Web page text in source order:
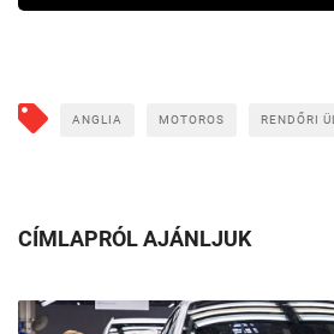
ANGLIA MOTOROS RENDŐRI
CÍMLAPRÓL AJÁNLJUK